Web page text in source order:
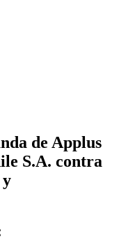
de Applus
S.A. contra